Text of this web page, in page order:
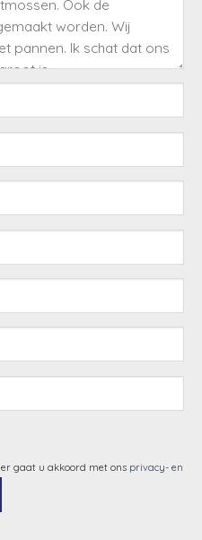
gaat u akkoord met ons privacy- en